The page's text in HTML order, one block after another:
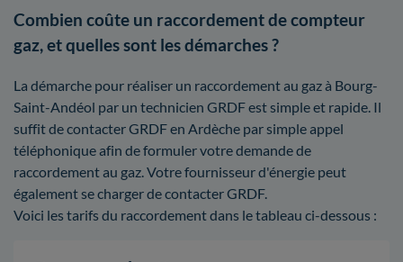
Combien coûte un raccordement de compteur
gaz, et quelles sont les démarches ?
La démarche pour réaliser un raccordement au gaz à Bourg-
Saint-Andéol par un technicien GRDF est simple et rapide. Il
suffit de contacter GRDF en Ardèche par simple appel
téléphonique afin de formuler votre demande de
raccordement au gaz. Votre fournisseur d'énergie peut
également se charger de contacter GRDF.
Voici les tarifs du raccordement dans le tableau ci-dessous :